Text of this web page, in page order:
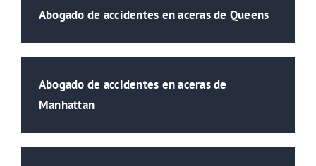
Abogado de accidentes en aceras de Queens
Abogado de accidentes en aceras de
Manhattan